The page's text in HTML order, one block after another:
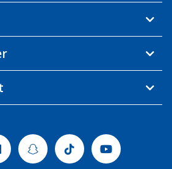
LinkedinSnapchatTiktok Youtube